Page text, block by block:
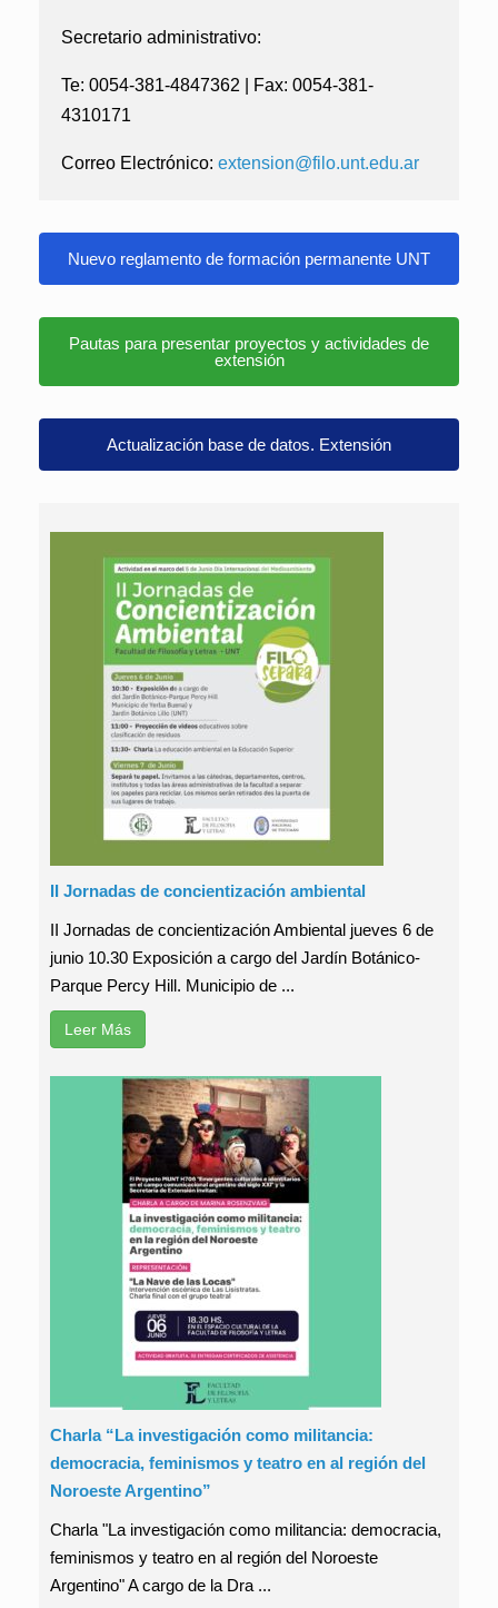
Secretario administrativo:
Te: 0054-381-4847362 | Fax: 0054-381-
4310171
Correo Electrónico: extension@filo.unt.edu.ar
Nuevo reglamento de formación permanente UNT
Pautas para presentar proyectos y actividades de
extensión
Actualización base de datos. Extensión
II Jornadas de concientización ambiental
II Jornadas de concientización Ambiental jueves 6 de
junio 10.30 Exposición a cargo del Jardín Botánico-
Parque Percy Hill. Municipio de ...
Leer Más
Charla “La investigación como militancia:
democracia, feminismos y teatro en al región del
Noroeste Argentino”
Charla "La investigación como militancia: democracia,
feminismos y teatro en al región del Noroeste
Argentino" A cargo de la Dra ...